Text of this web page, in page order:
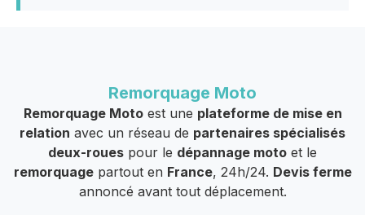
Remorquage Moto
Remorquage Motoest une plateforme de mise en
relation avec un réseau de partenaires spécialisés
deux-roues pour le dépannage moto et le
remorquagepartout en France, 24h/24. Devis ferme
annoncé avant tout déplacement.